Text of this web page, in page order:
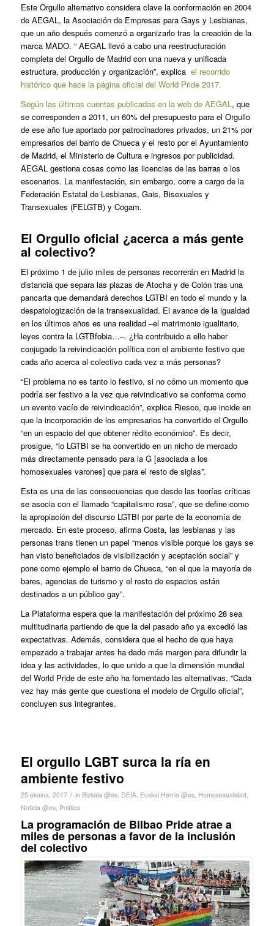
Este Orgullo alternativo considera clave la conformación en 2004
de AEGAL, la Asociación de Empresas para Gays y Lesbianas,
que un año después comenzó a organizarlo tras la creación de la
marca MADO. “AEGAL llevó a cabo una reestructuración
completa del Orgullo de Madrid con una nueva y unificada
estructura, producción y organización”, explica el recorrido
histórico que hace la página oficial del World Pride 2017.
Según las últimas cuentas publicadas en la web de AEGAL , que
se corresponden a 2011, un 60% del presupuesto para el Orgullo
de ese año fue aportado por patrocinadores privados, un 21% por
empresarios del barrio de Chueca y el resto por el Ayuntamiento
de Madrid, el Ministerio de Cultura e ingresos por publicidad.
AEGAL gestiona cosas como las licencias de las barras o los
escenarios. La manifestación, sin embargo, corre a cargo de la
Federación Estatal de Lesbianas, Gais, Bisexuales y
Transexuales (FELGTB) y Cogam.
El Orgullo oficial ¿acerca a más gente
al colectivo?
El próximo 1 de julio miles de personas recorrerán en Madrid la
distancia que separa las plazas de Atocha y de Colón tras una
pancarta que demandará derechos LGTBI en todo el mundo y la
despatologización de la transexualidad. El avance de la igualdad
en los últimos años es una realidad –el matrimonio igualitario,
leyes contra la LGTBfobia…–. ¿Ha contribuido a ello haber
conjugado la reivindicación política con el ambiente festivo que
cada año acerca al colectivo cada vez a más personas?
“El problema no es tanto lo festivo, si no cómo un momento que
podría ser festivo a la vez que reivindicativo se conforma como
un evento vacío de reivindicación”, explica Riesco, que incide en
que la incorporación de los empresarios ha convertido el Orgullo
“en un espacio del que obtener rédito económico”. Es decir,
prosigue, “lo LGTBI se ha convertido en un nicho de mercado
más directamente pensado para la G [asociada a los
homosexuales varones] que para el resto de siglas”.
Esta es una de las consecuencias que desde las teorías críticas
se asocia con el llamado “capitalismo rosa”, que se define como
la apropiación del discurso LGTBI por parte de la economía de
mercado. En este proceso, afirma Costa, las lesbianas y las
personas trans tienen un papel “menos visible porque los gays se
han visto beneficiados de visibilización y aceptación social” y
pone como ejemplo el barrio de Chueca, “en el que la mayoría de
bares, agencias de turismo y el resto de espacios están
destinados a un público gay”.
La Plataforma espera que la manifestación del próximo 28 sea
multitudinaria partiendo de que la del pasado año ya excedió las
expectativas. Además, considera que el hecho de que haya
empezado a trabajar antes ha dado más margen para difundir la
idea y las actividades, lo que unido a que la dimensión mundial
del World Pride de este año ha fomentado las alternativas. “Cada
vez hay más gente que cuestiona el modelo de Orgullo oficial”,
concluyen sus integrantes.
El orgullo LGBT surca la ría en
ambiente festivo
25 ekaina, 2017 / in Bizkaia @es, DEIA, Euskal Herria @es, Homosexualidad
Noticia @es, Política
La programación de Bilbao Pride atrae a
miles de personas a favor de la inclusión
del colectivo